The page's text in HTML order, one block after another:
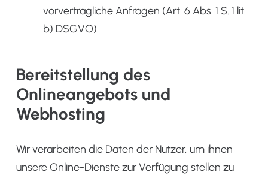
vorvertragliche Anfragen (Art. 6 Abs. 1 S. 1 lit.
b) DSGVO).
Bereitstellung des
Onlineangebots und
Webhosting
Wir verarbeiten die Daten der Nutzer, um ihnen
unsere Online-Dienste zur Verfügung stellen zu